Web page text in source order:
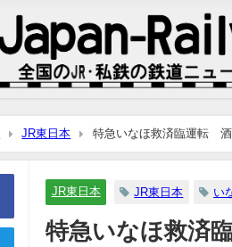
JR東日本 特急いなほ救済臨運転 酒
JR東日本 JR東日本 い
特急いなほ救済